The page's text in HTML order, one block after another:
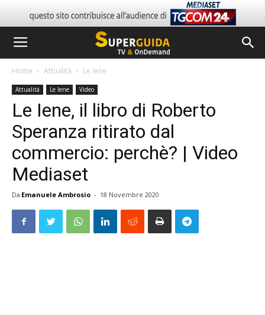
Home Attualità Le Iene
Attualità Le Iene Video
Le Iene, il libro di Roberto
Speranza ritirato dal
commercio: perchè? | Video
Mediaset
Da Emanuele Ambrosio - 18 Novembre 2020